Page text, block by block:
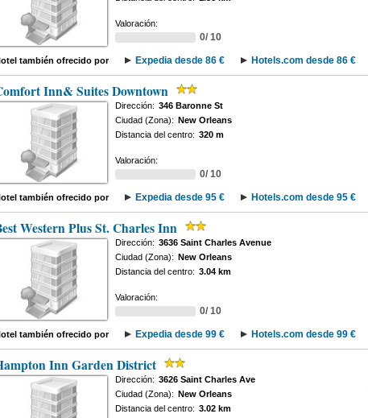
Valoración:
0/ 10
también ofrecido por Expedia desde 86 € Hotels.com desde 86 €
Inn& Suites Downtown
Dirección: 346 Baronne St
Ciudad (Zona): New Orleans
Distancia del centro: 320 m
Valoración:
0/ 10
también ofrecido por Expedia desde 95 € Hotels.com desde 95 €
Western Plus St. Charles Inn
Dirección: 3636 Saint Charles Avenue
Ciudad (Zona): New Orleans
Distancia del centro: 3.04 km
Valoración:
0/ 10
también ofrecido por Expedia desde 99 € Hotels.com desde 99 €
Inn Garden District
Dirección: 3626 Saint Charles Ave
Ciudad (Zona): New Orleans
Distancia del centro: 3.02 km